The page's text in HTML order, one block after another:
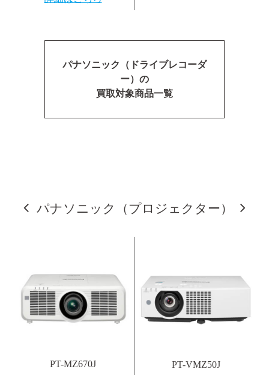
パナソニック（ドライブレコーダ
ー）の
買取対象商品一覧
パナソニック（プロジェクター）
PT-MZ670J
PT-VMZ50J